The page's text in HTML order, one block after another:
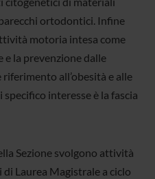
ortodontici. Infine
motoria intesa come
e la prevenzione dalle
all’obesità e alle
interesse è la fascia
Sezione svolgono attività
Laurea Magistrale a ciclo